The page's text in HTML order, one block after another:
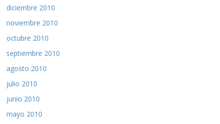
diciembre 2010
noviembre 2010
octubre 2010
septiembre 2010
agosto 2010
julio 2010
junio 2010
mayo 2010